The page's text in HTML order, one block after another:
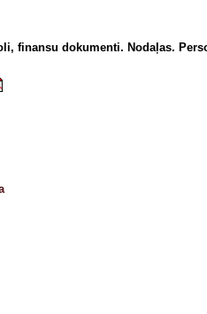
finansu dokumenti. Nodaļas.